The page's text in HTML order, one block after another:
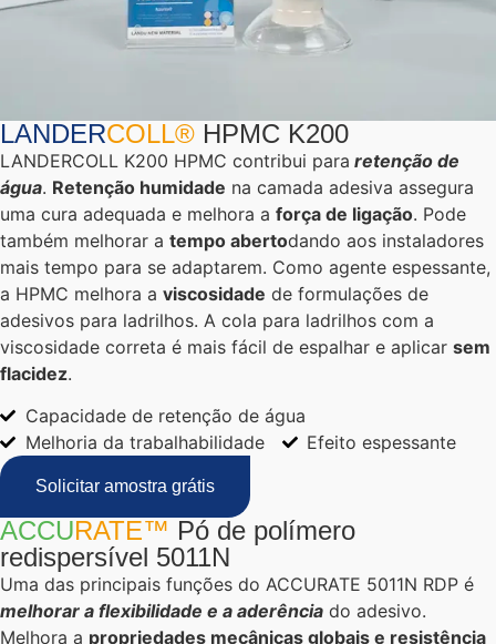
LANDERCOLL® HPMC K200
LANDERCOLL K200 HPMC contribui para retenção de
água. Retenção humidade na camada adesiva assegura
uma cura adequada e melhora a força de ligação. Pode
também melhorar a tempo abertodando aos instaladores
mais tempo para se adaptarem. Como agente espessante,
a HPMC melhora a viscosidade de formulações de
adesivos para ladrilhos. A cola para ladrilhos com a
viscosidade correta é mais fácil de espalhar e aplicar sem
flacidez.
Capacidade de retenção de água
Melhoria da trabalhabilidade
Efeito espessante
Solicitar amostra grátis
ACCURATE™ Pó de polímero
redispersível 5011N
Uma das principais funções do ACCURATE 5011N RDP é
melhorar a flexibilidade e a aderência do adesivo.
Melhora a propriedades mecânicas globais e resistência